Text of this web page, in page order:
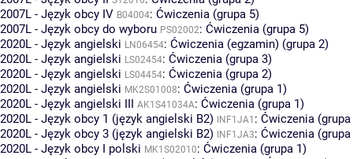
2007L - Język obcy IV B04004: Ćwiczenia (grupa 5)
2007L - Język obcy do wyboru PS02002: Ćwiczenia (grupa 5)
2020L - Język angielski LN06454: Ćwiczenia (egzamin) (grupa 2)
2020L - Język angielski LS02454: Ćwiczenia (grupa 3)
2020L - Język angielski LS04454: Ćwiczenia (grupa 2)
2020L - Język angielski MK2S01008: Ćwiczenia (grupa 1)
2020L - Język angielski III AK1S41034A: Ćwiczenia (grupa 1)
2020L - Język obcy 1 (język angielski B2) INF1JA1 : Ćwiczenia (grupa
2020L - Język obcy 3 (język angielski B2) INF1JA3: Ćwiczenia (grupa
2020L - Język obcy I polski MK1S02010: Ćwiczenia (grupa 1)